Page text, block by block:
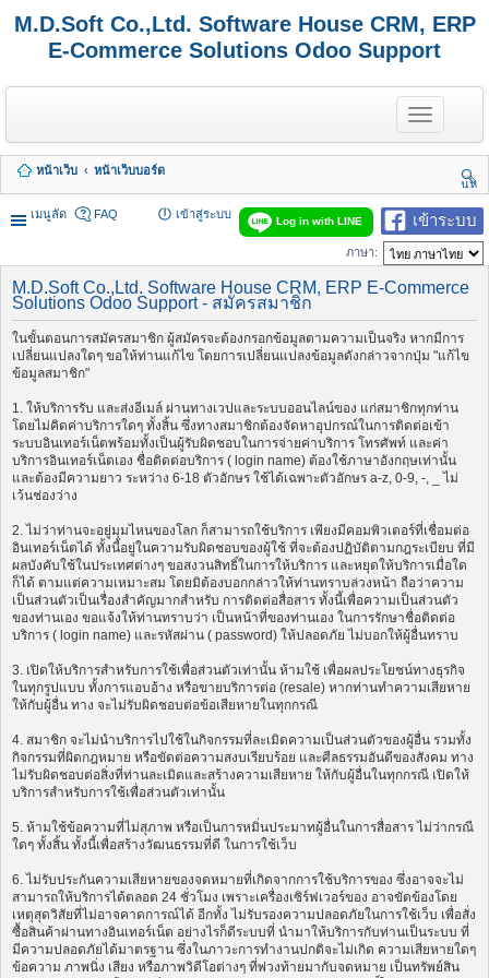
M.D.Soft Co.,Ltd. Software House CRM, ERP
E-Commerce Solutions Odoo Support
T
o
g
e
n
a
v
i
a
o
n
หน้าเว็บ
หน้าเว็บบอร์ด
นห
า
เมนูลัด
เข้าระบบ
Log in with LINE
FAQ เข้าสู่ระบบ
ภาษา:
M.D.Soft Co.,Ltd. Software House CRM, ERP E-Commerce
Solutions Odoo Support - สมัครสมาชิก
ในขั้นตอนการสมัครสมาชิก ผู้สมัครจะต้องกรอกข้อมูลตามความเป็นจริง หากมีการ
เปลี่ยนแปลงใดๆ ขอให้ท่านแก้ไข โดยการเปลี่ยนแปลงข้อมูลดังกล่าวจากปุ่ม "แก้ไข
ข้อมูลสมาชิก"
1. ให้บริการรับ และส่งอีเมล์ ผ่านทางเวปและระบบออนไลน์ของ แก่สมาชิกทุกท่าน
โดยไม่คิดค่าบริการใดๆ ทั้งสิ้น ซึ่งทางสมาชิกต้องจัดหาอุปกรณ์ในการติดต่อเข้า
ระบบอินเทอร์เน็ตพร้อมทั้งเป็นผู้รับผิดชอบในการจ่ายค่าบริการ โทรศัพท์ และค่า
บริการอินเทอร์เน็ตเอง ชื่อติดต่อบริการ ( login name) ต้องใช้ภาษาอังกฤษเท่านั้น
และต้องมีความยาว ระหว่าง 6-18 ตัวอักษร ใช้ได้เฉพาะตัวอักษร a-z, 0-9, -, _ ไม่
เว้นช่องว่าง
2. ไม่ว่าท่านจะอยู่มุมไหนของโลก ก็สามารถใช้บริการ เพียงมีคอมพิวเตอร์ที่เชื่อมต่อ
อินเทอร์เน็ตได้ ทั้งนี้อยู่ในความรับผิดชอบของผู้ใช้ ที่จะต้องปฏิบัติตามกฎระเบียบ ที่มี
ผลบังคับใช้ในประเทศต่างๆ ขอสงวนสิทธิ์ในการให้บริการ และหยุดให้บริการเมื่อใด
ก็ได้ ตามแต่ความเหมาะสม โดยมิต้องบอกกล่าวให้ท่านทราบล่วงหน้า ถือว่าความ
เป็นส่วนตัวเป็นเรื่องสำคัญมากสำหรับ การติดต่อสื่อสาร ทั้งนี้เพื่อความเป็นส่วนตัว
ของท่านเอง ขอแจ้งให้ท่านทราบว่า เป็นหน้าที่ของท่านเอง ในการรักษาชื่อติดต่อ
บริการ ( login name) และรหัสผ่าน ( password) ให้ปลอดภัย ไม่บอกให้ผู้อื่นทราบ
3. เปิดให้บริการสำหรับการใช้เพื่อส่วนตัวเท่านั้น ห้ามใช้ เพื่อผลประโยชน์ทางธุรกิจ
ในทุกรูปแบบ ทั้งการแอบอ้าง หรือขายบริการต่อ (resale) หากท่านทำความเสียหาย
ให้กับผู้อื่น ทาง จะไม่รับผิดชอบต่อข้อเสียหายในทุกกรณี
4. สมาชิก จะไม่นำบริการไปใช้ในกิจกรรมที่ละเมิดความเป็นส่วนตัวของผู้อื่น รวมทั้ง
กิจกรรมที่ผิดกฎหมาย หรือขัดต่อความสงบเรียบร้อย และศีลธรรมอันดีของสังคม ทาง
ไม่รับผิดชอบต่อสิ่งที่ท่านละเมิดและสร้างความเสียหาย ให้กับผู้อื่นในทุกกรณี เปิดให้
บริการสำหรับการใช้เพื่อส่วนตัวเท่านั้น
5. ห้ามใช้ข้อความที่ไม่สุภาพ หรือเป็นการหมิ่นประมาทผู้อื่นในการสื่อสาร ไม่ว่ากรณี
ใดๆ ทั้งสิ้น ทั้งนี้เพื่อสร้างวัฒนธรรมที่ดี ในการใช้เว็บ
6. ไม่รับประกันความเสียหายของจดหมายที่เกิดจากการใช้บริการของ ซึ่งอาจจะไม่
สามารถให้บริการได้ตลอด 24 ชั่วโมง เพราะเครื่องเซิร์ฟเวอร์ของ อาจขัดข้องโดย
เหตุสุดวิสัยที่ไม่อาจคาดการณ์ได้ อีกทั้ง ไม่รับรองความปลอดภัยในการใช้เว็บ เพื่อสั่ง
ซื้อสินค้าผ่านทางอินเทอร์เน็ต อย่างไรก็ดีระบบที่ นำมาให้บริการกับท่านเป็นระบบ ที่
มีความปลอดภัยได้มาตรฐาน ซึ่งในภาวะการทำงานปกติจะไม่เกิด ความเสียหายใดๆ
ข้อความ ภาพนิ่ง เสียง หรือภาพวิดีโอต่างๆ ที่พ่วงท้ายมากับจดหมาย เป็นทรัพย์สิน